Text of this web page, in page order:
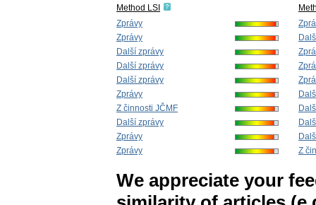
Method LSI
Zprávy
Zprávy
Další zprávy
Další zprávy
Další zprávy
Zprávy
Z činnosti JČMF
Další zprávy
Zprávy
Zprávy
Z
We appreciate your